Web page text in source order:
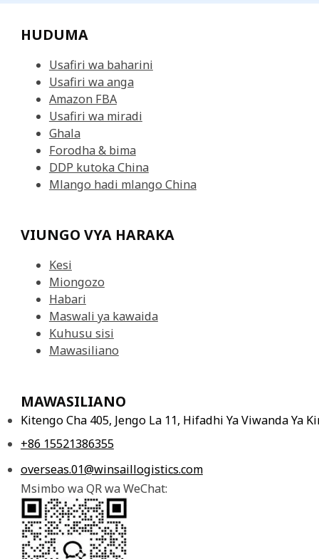
HUDUMA
Usafiri wa baharini
Usafiri wa anga
Amazon FBA
Usafiri wa miradi
Ghala
Forodha & bima
DDP kutoka China
Mlango hadi mlango China
VIUNGO VYA HARAKA
Kesi
Miongozo
Habari
Maswali ya kawaida
Kuhusu sisi
Mawasiliano
MAWASILIANO
Kitengo Cha 405, Jengo La 11, Hifadhi Ya Viwanda Ya
+86 15521386355
overseas.01@winsaillogistics.com
Msimbo wa QR wa WeChat: